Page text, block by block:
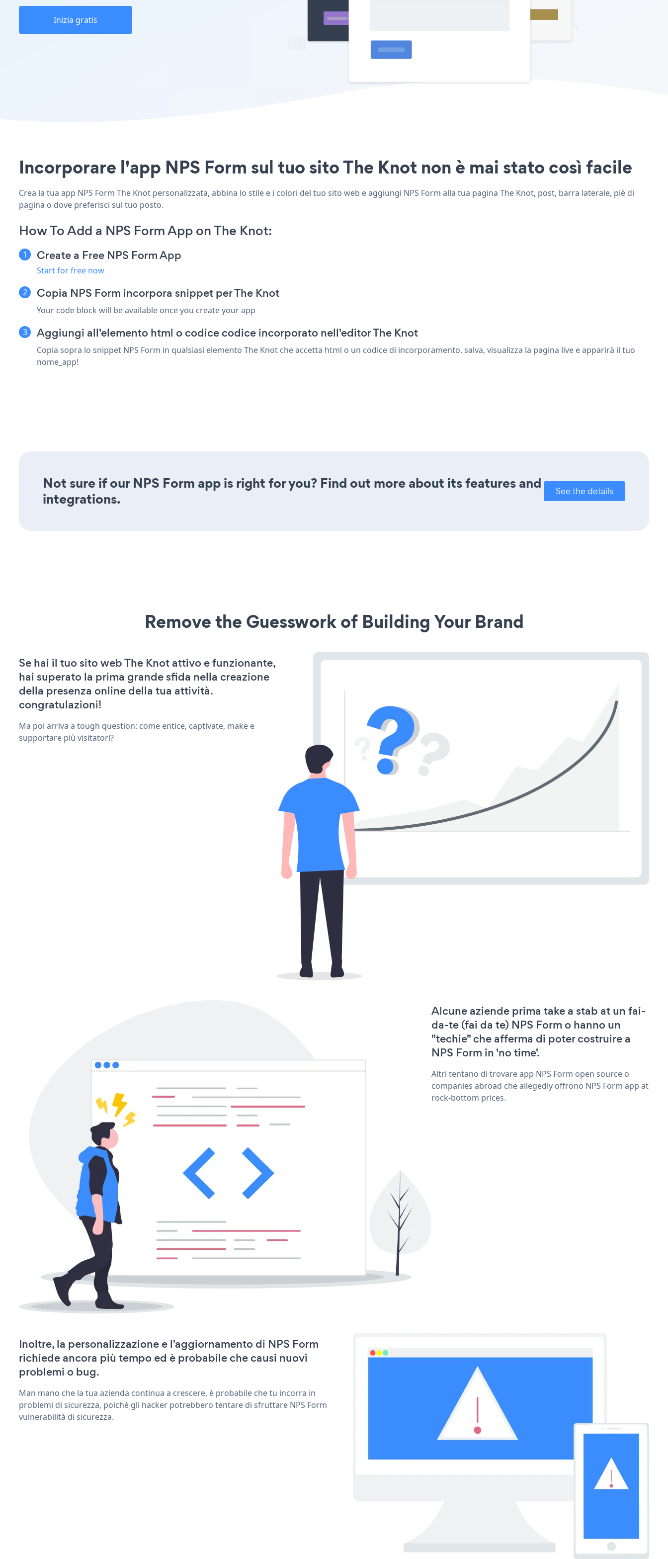
Inizia gratis
Incorporare l'app NPS Form sul tuo sito The Knot non è mai stato così facile
Crea la tua app NPS Form The Knot personalizzata, abbina lo stile e i colori del tuo sito web e aggiungi NPS Form alla tua pagina The Knot, post, barra laterale, piè di
pagina o dove preferisci sul tuo posto.
How To Add a NPS Form App on The Knot:
Create a Free NPS Form App
Start for free now
Copia NPS Form incorpora snippet per The Knot
Your code block will be available once you create your app
Aggiungi all'elemento html o codice codice incorporato nell'editor The Knot
Copia sopra lo snippet NPS Form in qualsiasi elemento The Knot che accetta html o un codice di incorporamento. salva, visualizza la pagina live e apparirà il tuo
nome_app!
Not sure if our NPS Form app is right for you? Find out more about its features and
integrations.
See the details
Remove the Guesswork of Building Your Brand
Se hai il tuo sito web The Knot attivo e funzionante,
hai superato la prima grande sfida nella creazione
della presenza online della tua attività.
congratulazioni!
Ma poi arriva a tough question: come entice, captivate, make e
supportare più visitatori?
Alcune aziende prima take a stab at un fai-
da-te (fai da te) NPS Form o hanno un
"techie" che afferma di poter costruire a
NPS Form in 'no time'.
Altri tentano di trovare app NPS Form open source o
companies abroad che allegedly offrono NPS Form app at
rock-bottom prices.
Inoltre, la personalizzazione e l'aggiornamento di NPS Form
richiede ancora più tempo ed è probabile che causi nuovi
problemi o bug.
Man mano che la tua azienda continua a crescere, è probabile che tu incorra in
problemi di sicurezza, poiché gli hacker potrebbero tentare di sfruttare NPS Form
vulnerabilità di sicurezza.